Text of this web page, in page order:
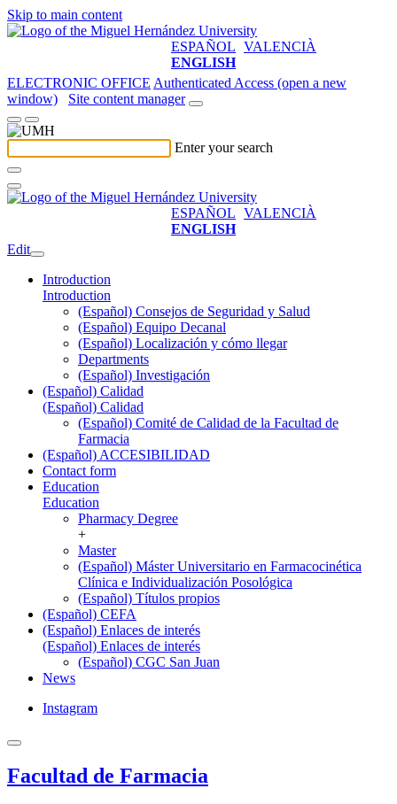
Skip to main content
ESPAÑOL VALENCIÀ
ENGLISH
ELECTRONIC OFFICE Authenticated Access (open a new
window)
Site content manager
Enter your search
ESPAÑOL VALENCIÀ
ENGLISH
Edit
Introduction
Introduction
(Español) Consejos de Seguridad y Salud
(Español) Equipo Decanal
(Español) Localización y cómo llegar
Departments
(Español) Investigación
(Español) Calidad
(Español) Calidad
(Español) Comité de Calidad de la Facultad de
Farmacia
(Español) ACCESIBILIDAD
Contact form
Education
Education
Pharmacy Degree
+
Master
(Español) Máster Universitario en Farmacocinética
Clínica e Individualización Posológica
(Español) Títulos propios
(Español) CEFA
(Español) Enlaces de interés
(Español) Enlaces de interés
(Español) CGC San Juan
News
Instagram
Facultad de Farmacia